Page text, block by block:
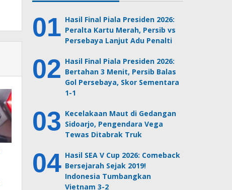
Hasil Final Piala Presiden 2026:
Peralta Kartu Merah, Persib vs
Persebaya Lanjut Adu Penalti
Hasil Final Piala Presiden 2026:
Bertahan 3 Menit, Persib Balas
Gol Persebaya, Skor Sementara
1-1
Kecelakaan Maut di Gedangan
Sidoarjo, Pengendara Vega
Tewas Ditabrak Truk
Hasil SEA V Cup 2026: Comeback
Bersejarah Sejak 2019!
Indonesia Tumbangkan
Vietnam 3-2